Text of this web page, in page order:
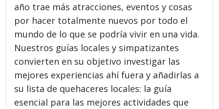
año trae más atracciones, eventos y cosas
por hacer totalmente nuevos por todo el
mundo de lo que se podría vivir en una vida.
Nuestros guías locales y simpatizantes
convierten en su objetivo investigar las
mejores experiencias ahí fuera y añadirlas a
su lista de quehaceres locales: la guía
esencial para las mejores actividades que